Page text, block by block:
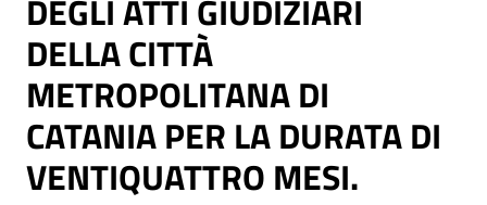
DEGLI ATTI GIUDIZIARI
DELLA CITTÀ
METROPOLITANA DI
CATANIA PER LA DURATA DI
VENTIQUATTRO MESI.